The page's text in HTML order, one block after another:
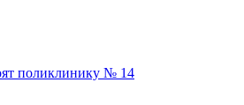
поликлинику № 14